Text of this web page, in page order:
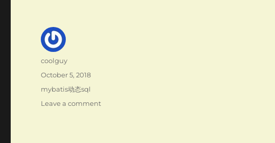
Author
coolguy
Posted
October 5, 2018
Categories
mybatis动态sql
Leave a commenton